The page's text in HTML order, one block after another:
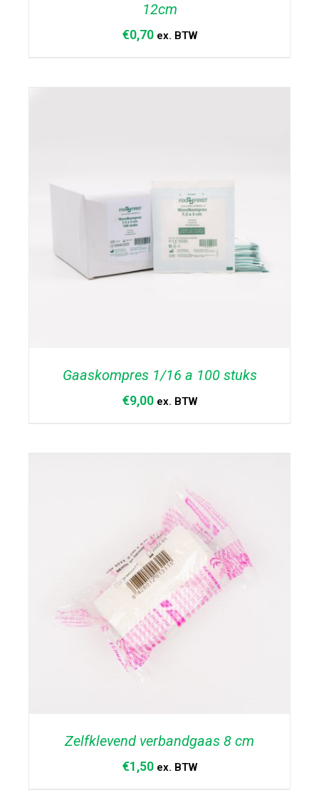
TOEVOEGEN AAN WINKELWAGEN / DETAILS
12cm
€0,70 ex. BTW
Gaaskompres 1/16 a 100 stuks
€9,00 ex. BTW
Zelfklevend verbandgaas 8 cm
€1,50 ex. BTW